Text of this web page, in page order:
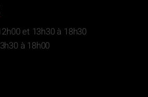
et 13h30 à 18h30
à 18h00